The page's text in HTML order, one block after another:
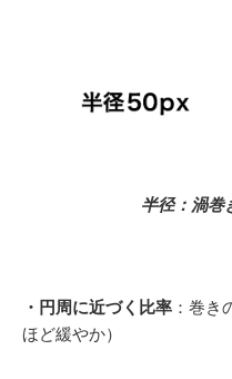
半径：渦巻
・円周に近づく比率 ：巻き
ほど緩やか）